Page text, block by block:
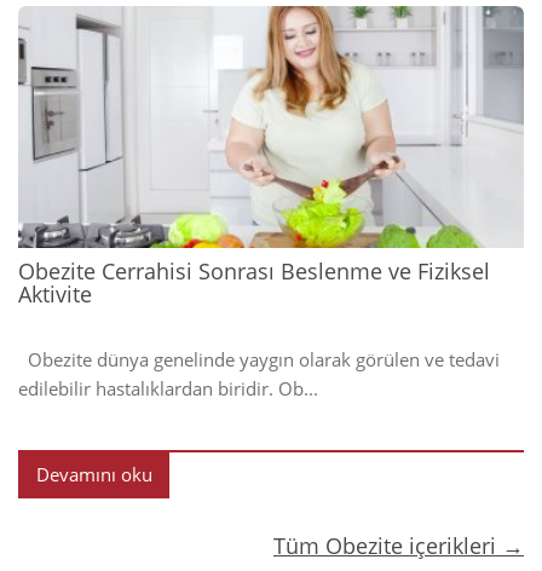
2023
Obezite Cerrahisi Sonrası Beslenme ve Fiziksel
Aktivite
Obezite dünya genelinde yaygın olarak görülen ve tedavi
edilebilir hastalıklardan biridir. Ob...
Devamını oku
Tüm Obezite içerikleri →